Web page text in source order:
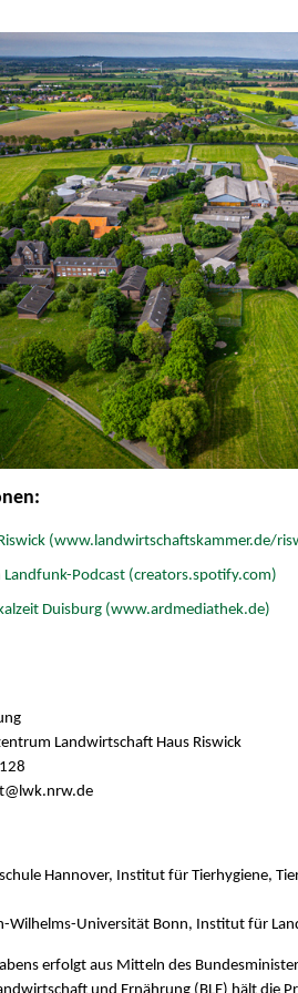
(www.landwirtschaftskammer.de/
Landfunk-Podcast (creators.spotify.com)
Duisburg (www.ardmediathek.de)
Landwirtschaft Haus Riswick
lwk.nrw.de
Hannover, Institut für Tierhygiene,
Wilhelms-Universität Bonn, Institut für
erfolgt aus Mitteln des